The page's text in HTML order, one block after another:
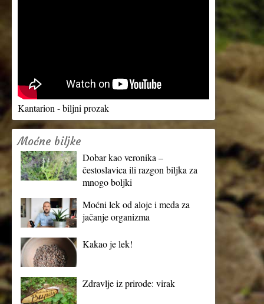
Kantarion - biljni prozak
Moćne biljke
Dobar kao veronika –
čestoslavica ili razgon biljka za
mnogo boljki
Moćni lek od aloje i meda za
jačanje organizma
Kakao je lek!
Zdravlje iz prirode: virak